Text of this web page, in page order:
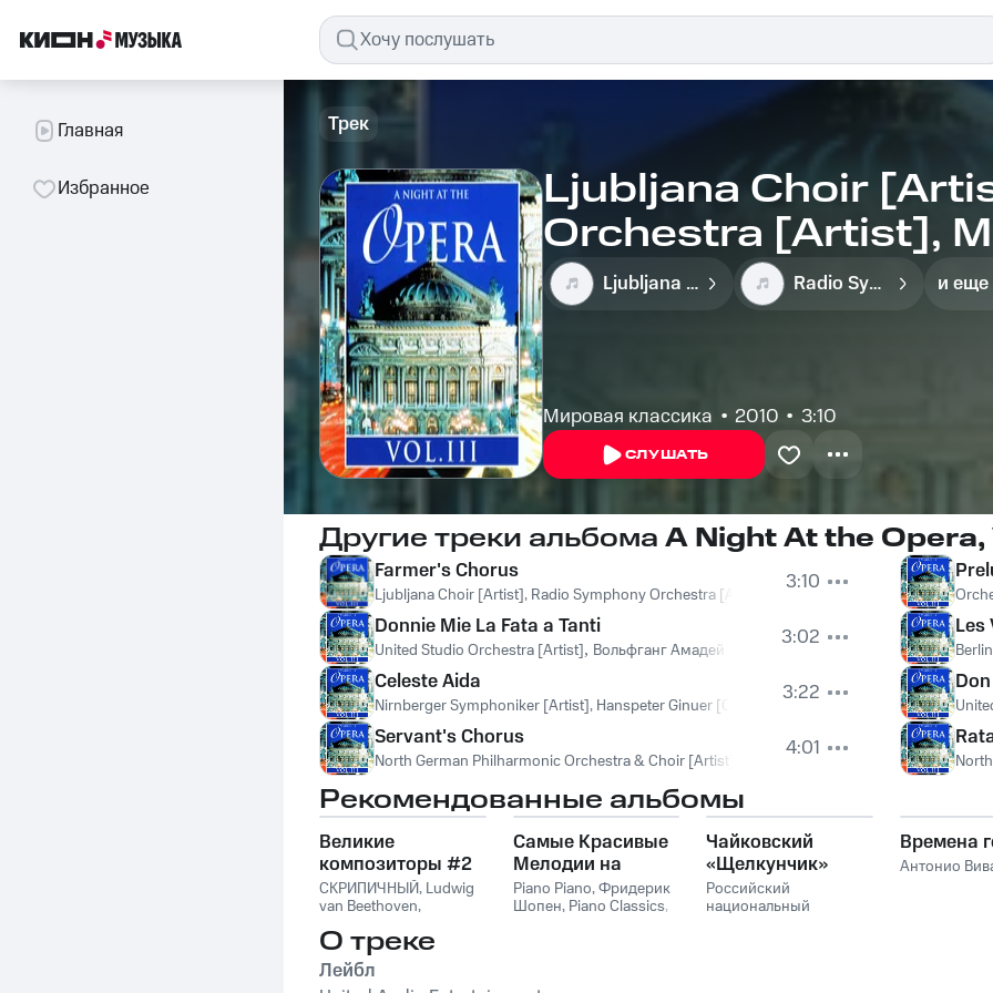
Главная
Избранное
Трек
Ljubljana Choir
Orchestra [Artist],
[Conductor], Radio
[Artist], Ljubljana
Ljubljana Choir [Artist], Radio Symphony Orchestra [Artist], Marko Munih [Conductor] Radio Symphony Orchestra [Artist] и еще
Мировая классика 2010 3:10
СЛУШАТЬ
Другие треки альбома A Night At the Opera,
Farmer's Chorus
Ljubljana Choir [Artist], Radio Symphony Orchestra [Artist], Marko Munih [Conductor],
3:10
Donnie Mie La Fata a Tanti
United Studio Orchestra [Artist], Вольфганг Амадей Моцарт 3:02
Celeste Aida
Nirnberger Symphoniker [Artist], Hanspeter Ginuer [Conductor] , Nirnberger Symphoniker
3:22
Servant's Chorus
North German Philharmonic Orchestra & Choir [Artist], Walter Langer [Conductor],North
4:01
Les
Рекомендованные альбомы
Великие
композиторы #2
СКРИПИЧНЫЙ, Ludwig
van Beethoven,
Франц Шуберт,Vivaldi
String Orchestra
Антонио Вивальди
Самые Красивые
Мелодии на
Пианино
Piano Piano,Фридерик
Шопен, Piano Classics,
Чайковский
«Щелкунчик»
Российский
национальный
Времена
Антонио
О треке
Лейбл